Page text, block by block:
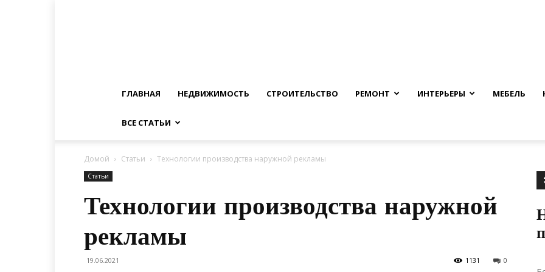
ГЛАВНАЯ НЕДВИЖИМОСТЬ СТРОИТЕЛЬСТВО РЕМОНТ ИНТЕРЬЕРЫ МЕБЕЛЬ
ВСЕ СТАТЬИ
Домой Статьи Технологии производства наружной рекламы
Статьи
Технологии производства наружной
рекламы
19.06.2021 0
1131